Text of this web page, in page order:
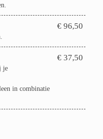
€ 96,50
€ 37,50
je
in combinatie